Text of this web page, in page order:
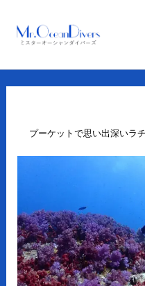
プーケットで思い出深いラ